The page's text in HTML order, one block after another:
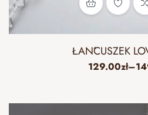
ŁAŃCUSZEK
129.00zł–